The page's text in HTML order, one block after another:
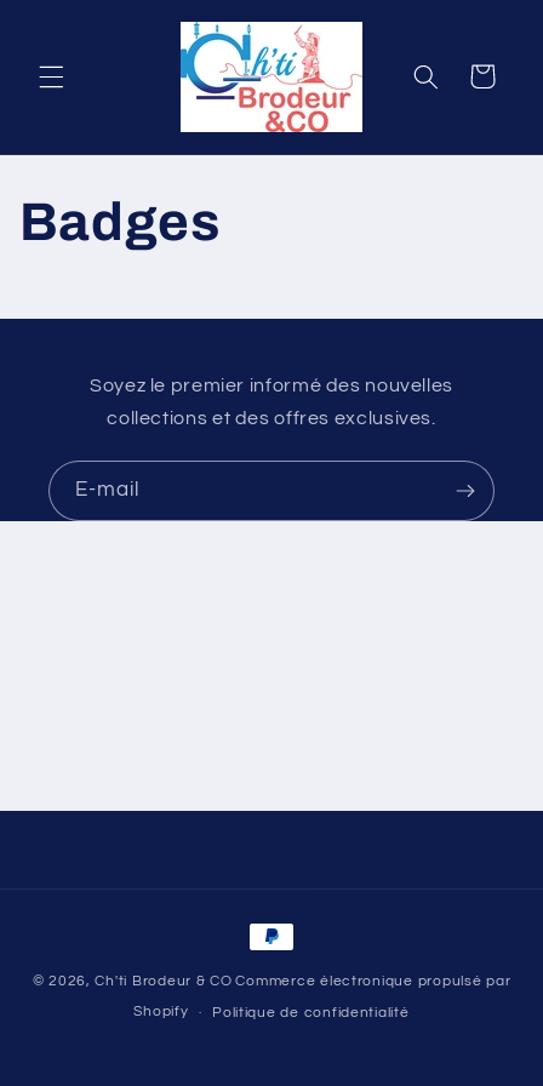
contenu
Panier
Badges
Soyez le premier informé des nouvelles
collections et des offres exclusives.
E-mail
Moyens
de
paiement
© 2026,Ch'ti Brodeur & CO Commerce électronique propulsé par
Shopify Politique de confidentialité